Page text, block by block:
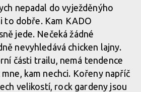
nepadal do vyježděnýho
to dobře. Kam KADO
jede. Nečeká žádné
nevyhledává chicken lajny.
části trailu, nemá tendence
kam nechci. Kořeny napříč
velikostí, rock gardeny jsou